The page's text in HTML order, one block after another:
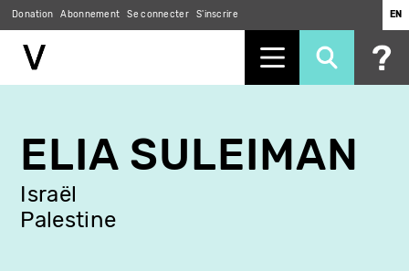
contenu
principal
Donation Abonnement Se connecter S'inscrire EN
ELIA SULEIMAN
Israël
Palestine